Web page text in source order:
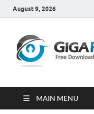
August 9, 2026
MAIN MENU